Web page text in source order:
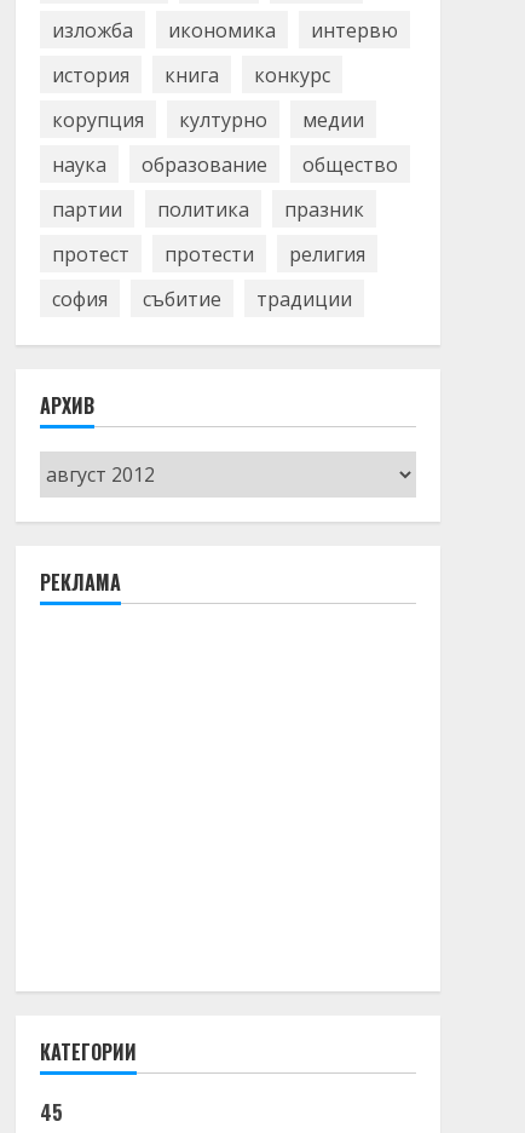
изложба
икономика
интервю
история
книга
конкурс
корупция
културно
медии
наука
образование
общество
партии
политика
празник
протест
протести
религия
софия
събитие традиции
АРХИВ
Архив
РЕКЛАМА
КАТЕГОРИИ
45